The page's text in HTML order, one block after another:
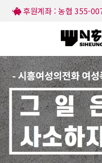
후원계좌 : 농협 355-